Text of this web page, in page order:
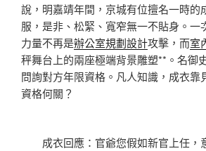
說，明嘉靖年間，京城有位擅名一時的
服，是非、松緊、寬窄無一不貼身。一
力量不再是辦公室規劃設計攻擊，而室
秤舞台上的兩座極端背景雕塑**。名御
問詢對方年限資格。凡人知識，成衣靠
資格何關？
成衣回應：官爺您假如新官上任，